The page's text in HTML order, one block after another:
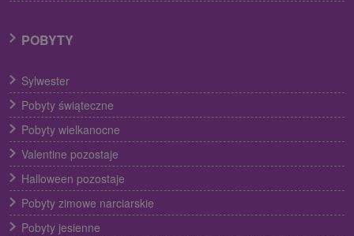
POBYTY
Sylwester
Pobyty świąteczne
Pobyty wielkanocne
Valentine pozostaje
Halloween pozostaje
Pobyty zimowe narciarskie
Pobyty jesienne